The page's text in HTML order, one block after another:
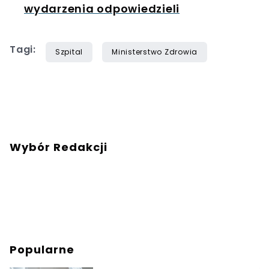
wydarzenia odpowiedzieli
Tagi: Szpital Ministerstwo Zdrowia
Wybór Redakcji
Popularne